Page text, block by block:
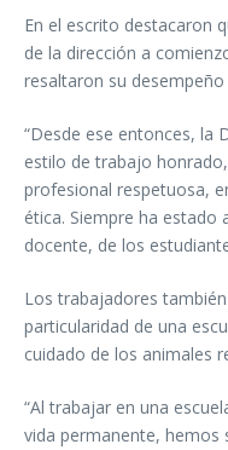
En el escrito destacaron
de la dirección a
resaltaron su
“Desde ese entonces, la
estilo de trabajo
profesional respetuosa,
ética. Siempre ha estado
docente, de los
Los trabajadores
particularidad de una
cuidado de los animales
“Al trabajar en una
vida permanente, hemos